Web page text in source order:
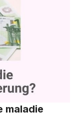
maladie